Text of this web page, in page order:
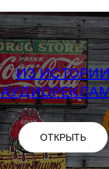
ИЗ
ОТКРЫТЬ